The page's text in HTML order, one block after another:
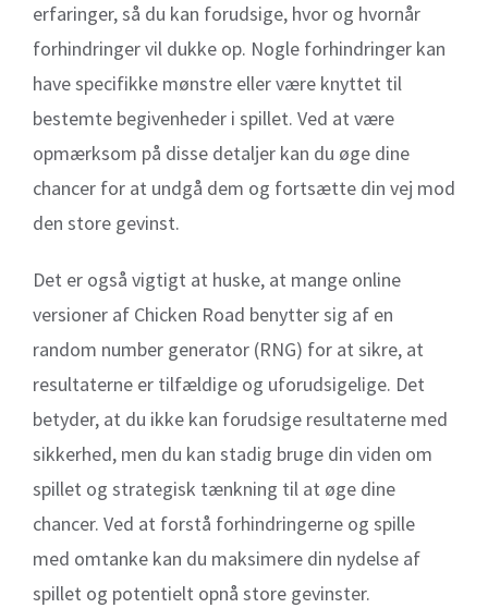
erfaringer, så du kan forudsige, hvor og hvornår
forhindringer vil dukke op. Nogle forhindringer kan
have specifikke mønstre eller være knyttet til
bestemte begivenheder i spillet. Ved at være
opmærksom på disse detaljer kan du øge dine
chancer for at undgå dem og fortsætte din vej mod
den store gevinst.
Det er også vigtigt at huske, at mange online
versioner af Chicken Road benytter sig af en
random number generator (RNG) for at sikre, at
resultaterne er tilfældige og uforudsigelige. Det
betyder, at du ikke kan forudsige resultaterne med
sikkerhed, men du kan stadig bruge din viden om
spillet og strategisk tænkning til at øge dine
chancer. Ved at forstå forhindringerne og spille
med omtanke kan du maksimere din nydelse af
spillet og potentielt opnå store gevinster.